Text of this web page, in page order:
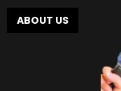
ABOUT US